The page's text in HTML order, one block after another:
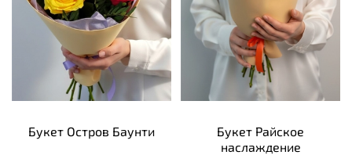
Букет Остров Баунти
Букет Райское
наслаждение